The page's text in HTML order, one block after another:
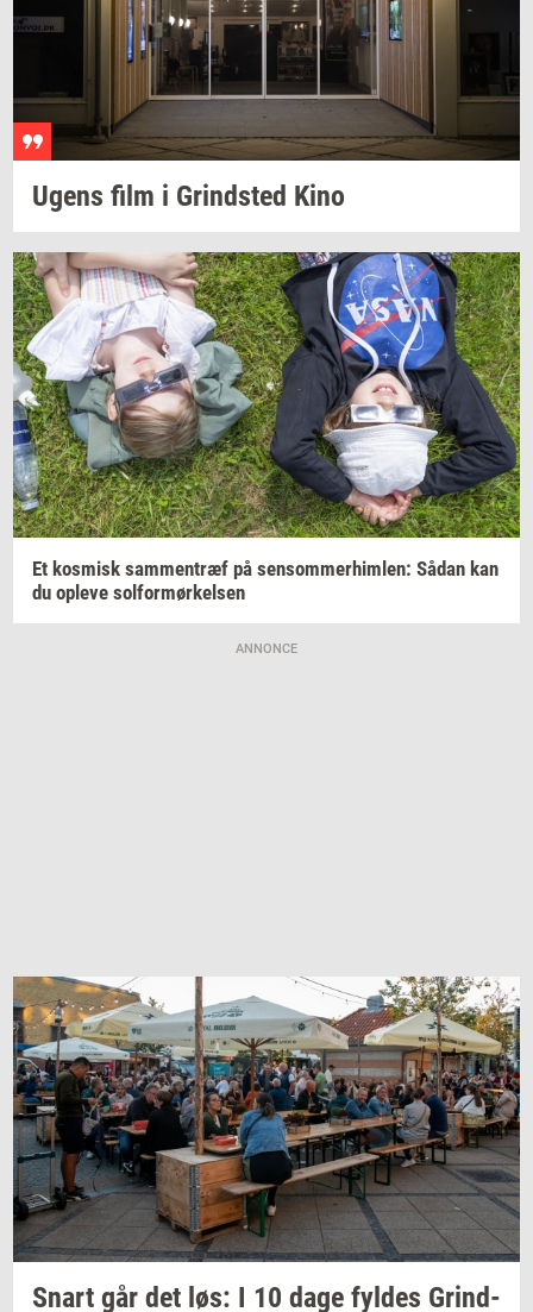
Ugens film i Grind­sted Kino
Et kos­misk sam­men­træf på sen­som­mer­him­len: Sådan kan
du op­le­ve sol­for­mør­kel­sen
ANNONCE
Snart går det løs: I 10 dage fyl­des Grind­